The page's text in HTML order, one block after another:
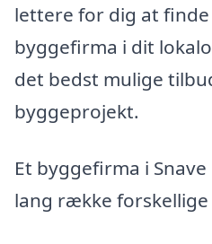
lettere for dig at
byggefirma i dit
det bedst mulige
byggeprojekt.
Et byggefirma i
lang række